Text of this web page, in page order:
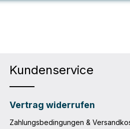
Kundenservice
Vertrag widerrufen
Zahlungsbedingungen &